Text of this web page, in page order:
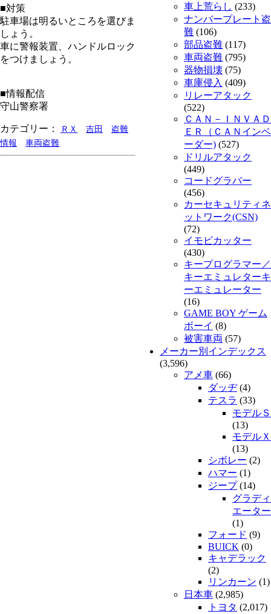
■対策
駐車場は明るいところを選びま
しょう。
車に警報装置、ハンドルロック
をつけましょう。
■情報配信
守山警察署
カテゴリー： ＲＸ 吉田
盗難
情報
車両盗難
車上荒らし (233)
ナンバープレート盗
難 (106)
部品盗難 (117)
車両盗難 (795)
器物損壊 (75)
車庫侵入 (409)
リレーアタック
(522)
ＣＡＮ－ＩＮＶＡＤ
ＥＲ（ＣＡＮインベ
ーダー) (527)
ドリルアタック
(449)
コードグラバー
(456)
カーセキュリティネ
ットワーク(CSN)
(72)
イモビカッター
(430)
キープログラマー／
キーエミュレターキ
ーエミュレーター
(16)
GAME BOY ゲーム
ボーイ (8)
被害車両 (57)
メーカー別インデックス
(3,596)
アメ車 (66)
ダッヂ(4)
テスラ (33)
モデルＳ
(13)
モデルＸ
(13)
シボレー (2)
ハマー (1)
ジープ(14)
グラディ
エーター
(1)
フォード (9)
BUICK (0)
キャデラック
(2)
リンカーン (1)
日本車 (2,985)
トヨタ (2,017)